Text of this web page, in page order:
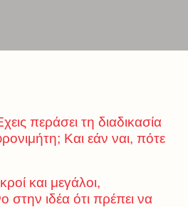
περάσει τη διαδικασία
Και εάν ναι, πότε
και μεγάλοι,
στην ιδέα ότι πρέπει να